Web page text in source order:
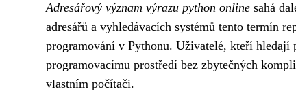
Adresářový význam výrazu python online sahá
adresářů a vyhledávacích systémů tento termín
programování v Pythonu. Uživatelé, kteří
programovacímu prostředí bez zbytečných
vlastním počítači.